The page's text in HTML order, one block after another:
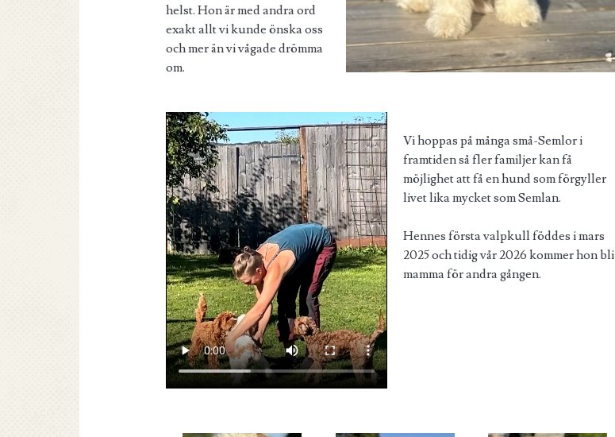
helst. Hon är med andra ord
exakt allt vi kunde önska oss
och mer än vi vågade drömma
om.
Vi hoppas på många små-Semlor i
framtiden så fler familjer kan få
möjlighet att få en hund som förgyller
livet lika mycket som Semlan.
Hennes första valpkull föddes i mars
2025 och tidig vår 2026 kommer hon bli
mamma för andra gången.